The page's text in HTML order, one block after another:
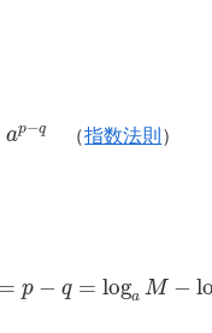
p−q
（指数法則 ）
aM loga N